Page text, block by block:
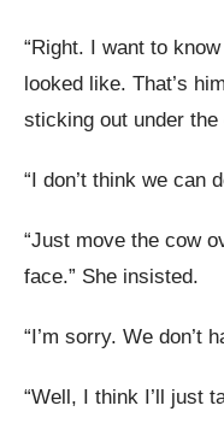
“Right. I want to
looked like. That’s
sticking out under the
“I don’t think we can
“Just move the cow
face.” She insisted.
“I’m sorry. We don’t
“Well, I think I’ll just